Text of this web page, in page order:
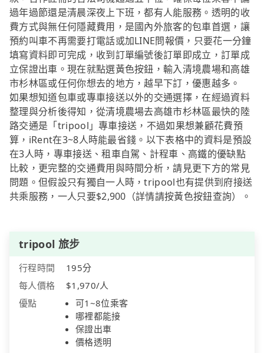
過年過節還是清晨深夜上下班，都有人能服務。透明的收
費方式與無任何隱藏費用，是國內外旅客的包車首選，讓
預約叫車不再需要打電話或加LINE問報價，只要花一分鐘
填寫資料即可完成，收到訂單編號後訂單即成立，訂單成
立保證出車。現在就點選黃色按鈕，輸入清境農場和高雄
市杉林區或任何你想去的地方，越早下訂，優惠越多。
如果想知道包車或專車接送以外的交通選擇，在經過資料
整理與分析後得知，從清境農場去高雄市杉林區最快的陸
路交通是「tripool」專車接送，不過如果想兼顧花費預
算，iRent在3~8人時能最省錢。以下表格中的資料是預設
在3人時，專車接送、租車自駕、計程車、高鐵的優缺點
比較，更完整的交通費用與時間分析，請見更下方的常見
問題。但假設只有獨自一人時，tripool也有提供到府接送
共乘服務，一人只要$2,900（詳情請按黃色按鈕查詢）。
tripool 旅步
行程時間
195分
每人價格
$1,970/人
優點
可1~8位乘客
哪裡都能接
保證出車
價格透明